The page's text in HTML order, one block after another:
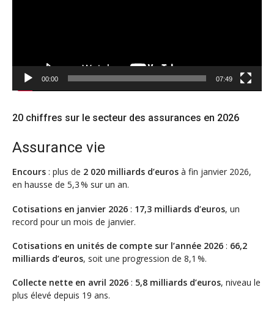
00:00 07:49
20 chiffres sur le secteur des assurances en 2026
Assurance vie
Encours : plus de 2 020 milliards d’euros à fin janvier 2026,
en hausse de 5,3 % sur un an.
Cotisations en janvier 2026 : 17,3 milliards d’euros, un
record pour un mois de janvier.
Cotisations en unités de compte sur l’année 2026 : 66,2
milliards d’euros, soit une progression de 8,1 %.
Collecte nette en avril 2026 : 5,8 milliards d’euros, niveau le
plus élevé depuis 19 ans.